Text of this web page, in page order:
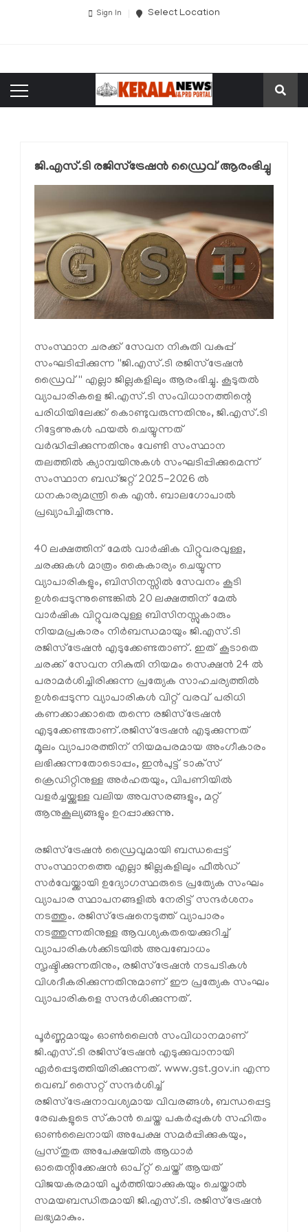
Sign In Select Location
ജി.എസ്.ടി രജിസ്‌ട്രേഷൻ ഡ്രൈവ് ആരംഭിച്ചു
സംസ്ഥാന ചരക്ക് സേവന നികുതി വകുപ്പ്
സംഘടിപ്പിക്കുന്ന ''ജി.എസ്.ടി രജിസ്‌ട്രേഷൻ
ഡ്രൈവ്'' എല്ലാ ജില്ലകളിലും ആരംഭിച്ചു. കൂടുതൽ
വ്യാപാരികളെ ജി.എസ്.ടി സംവിധാനത്തിന്റെ
പരിധിയിലേക്ക് കൊണ്ടുവരുന്നതിനും, ജി.എസ്.ടി
റിട്ടേണുകൾ ഫയൽ ചെയ്യുന്നത്
വർദ്ധിപ്പിക്കുന്നതിനും വേണ്ടി സംസ്ഥാന
തലത്തിൽ ക്യാമ്പയിനുകൾ സംഘടിപ്പിക്കുമെന്ന്
സംസ്ഥാന ബഡ്ജറ്റ് 2025-2026 ൽ
ധനകാര്യമന്ത്രി കെ എൻ. ബാലഗോപാൽ
പ്രഖ്യാപിച്ചിരുന്നു.
40 ലക്ഷത്തിന് മേൽ വാർഷിക വിറ്റുവരവുള്ള,
ചരക്കുകൾ മാത്രം കൈകാര്യം ചെയ്യുന്ന
വ്യാപാരികളും, ബിസിനസ്സിൽ സേവനം കൂടി
ഉൾപ്പെടുന്നുണ്ടെങ്കിൽ 20 ലക്ഷത്തിന് മേൽ
വാർഷിക വിറ്റുവരവുള്ള ബിസിനസ്സുകാരും
നിയമപ്രകാരം നിർബന്ധമായും ജി.എസ്.ടി
രജിസ്‌ട്രേഷൻ എടുക്കേണ്ടതാണ്. ഇത് കൂടാതെ
ചരക്ക് സേവന നികുതി നിയമം സെക്ഷൻ 24 ൽ
പരാമർശിച്ചിരിക്കുന്ന പ്രത്യേക സാഹചര്യത്തിൽ
ഉൾപ്പെടുന്ന വ്യാപാരികൾ വിറ്റ് വരവ് പരിധി
കണക്കാക്കാതെ തന്നെ രജിസ്‌ട്രേഷൻ
എടുക്കേണ്ടതാണ്.രജിസ്‌ട്രേഷൻ എടുക്കുന്നത്
മൂലം വ്യാപാരത്തിന് നിയമപരമായ അംഗീകാരം
ലഭിക്കുന്നതോടൊപ്പം, ഇൻപുട്ട് ടാക്‌സ്
ക്രെഡിറ്റിനുള്ള അർഹതയും, വിപണിയിൽ
വളർച്ചയ്ക്കുള്ള വലിയ അവസരങ്ങളും, മറ്റ്
ആനുകൂല്യങ്ങളും ഉറപ്പാക്കുന്നു.
രജിസ്‌ട്രേഷൻ ഡ്രൈവുമായി ബന്ധപ്പെട്ട്
സംസ്ഥാനത്തെ എല്ലാ ജില്ലകളിലും ഫീൽഡ്
സർവേയ്ക്കായി ഉദ്യോഗസ്ഥരുടെ പ്രത്യേക സംഘം
വ്യാപാര സ്ഥാപനങ്ങളിൽ നേരിട്ട് സന്ദർശനം
നടത്തും. രജിസ്‌ട്രേഷനെടുത്ത് വ്യാപാരം
നടത്തുന്നതിനുള്ള ആവശ്യകതയെക്കുറിച്ച്
വ്യാപാരികൾക്കിടയിൽ അവബോധം
സൃഷ്ടിക്കുന്നതിനും, രജിസ്‌ട്രേഷൻ നടപടികൾ
വിശദീകരിക്കുന്നതിനുമാണ് ഈ പ്രത്യേക സംഘം
വ്യാപാരികളെ സന്ദർശിക്കുന്നത്.
പൂർണ്ണമായും ഓൺലൈൻ സംവിധാനമാണ്
ജി.എസ്.ടി രജിസ്‌ട്രേഷൻ എടുക്കുവാനായി
ഏർപ്പെടുത്തിയിരിക്കുന്നത്. www.gst.gov.in എന്ന
വെബ് സൈറ്റ് സന്ദർശിച്ച്
രജിസ്‌ട്രേഷനാവശ്യമായ വിവരങ്ങൾ, ബന്ധപ്പെട്ട
രേഖകളുടെ സ്‌കാൻ ചെയ്ത പകർപ്പുകൾ സഹിതം
ഓൺലൈനായി അപേക്ഷ സമർപ്പിക്കുകയും,
പ്രസ്തുത അപേക്ഷയിൽ ആധാർ
ഓതെന്റിക്കേഷൻ ഓപ്റ്റ് ചെയ്ത് ആയത്
വിജയകരമായി പൂർത്തിയാക്കുകയും ചെയ്താൽ
സമയബന്ധിതമായി ജി.എസ്.ടി. രജിസ്‌ട്രേഷൻ
ലഭ്യമാകും.